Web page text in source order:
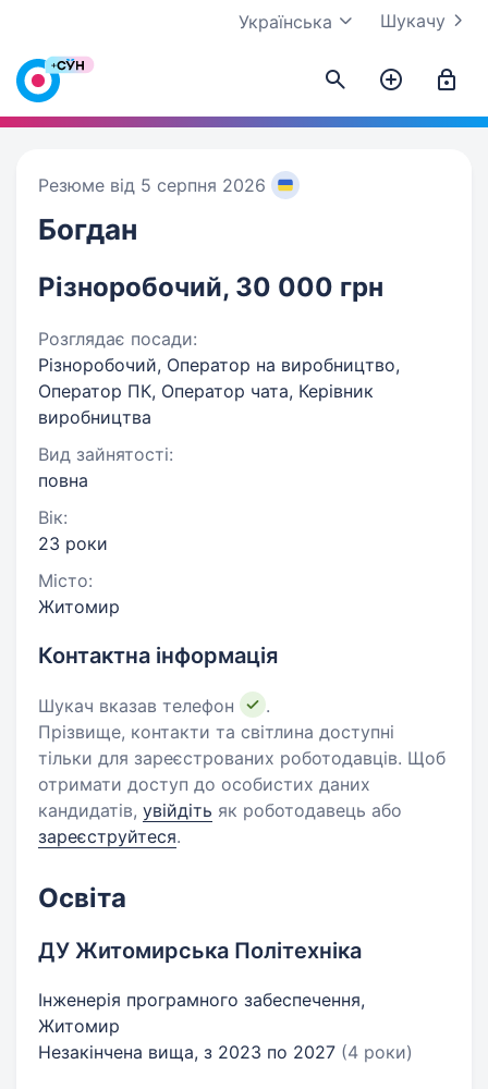
Шукачу
Українська
Резюме від 5 серпня 2026
Богдан
Різноробочий, 30 000 грн
Розглядає посади:
Різноробочий, Оператор на виробництво,
Оператор ПК, Оператор чата, Керівник
виробництва
Вид зайнятості:
повна
Вік:
23 роки
Місто:
Житомир
Контактна інформація
Шукач вказав телефон
.
Прізвище, контакти та світлина доступні
тільки для зареєстрованих роботодавців. Щоб
отримати доступ до особистих даних
кандидатів, увійдіть як роботодавець або
зареєструйтеся.
Освіта
ДУ Житомирська Політехніка
Інженерія програмного забеспечення,
Житомир
Незакінчена вища, з 2023 по 2027 (4 роки)